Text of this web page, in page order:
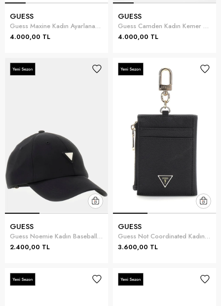
GUESS
Guess Maxine Kadın Ayarlanabilir Çift Taraflı Kemer
4.000,00 TL
GUESS
Guess Camden Kadın Kemer Siyah
4.000,00 TL
GUESS
Guess Noemie Kadın Baseball Şapka Siyah
2.400,00 TL
GUESS
Guess Not Coordinated Kadın Kartlık Siyah
3.600,00 TL